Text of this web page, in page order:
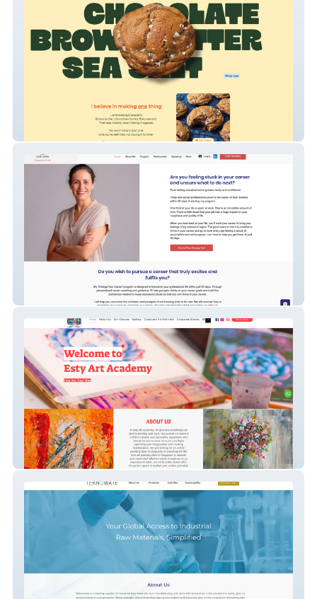
Look Inside Coach
estyartacademy